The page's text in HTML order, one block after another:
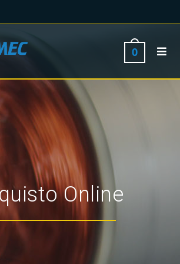
0
Online